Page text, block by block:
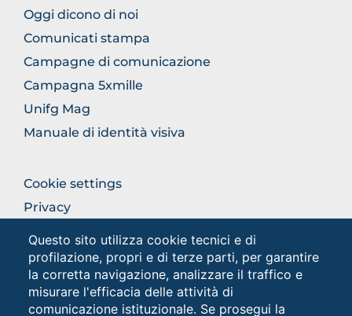
Questo sito utilizza cookie tecnici e di
profilazione, propri e di terze parti, per garantire
la corretta navigazione, analizzare il traffico e
misurare l'efficacia delle attività di
comunicazione istituzionale. Se prosegui la
FOOTER
COMUNICAZIONE
Oggi dicono di noi
Comunicati stampa
Campagne di comunicazione
Campagna 5xmille
Unifg Mag
Manuale di identità visiva
FOOTER
COLONNA
DESTRA
Cookie settings
Privacy
Social